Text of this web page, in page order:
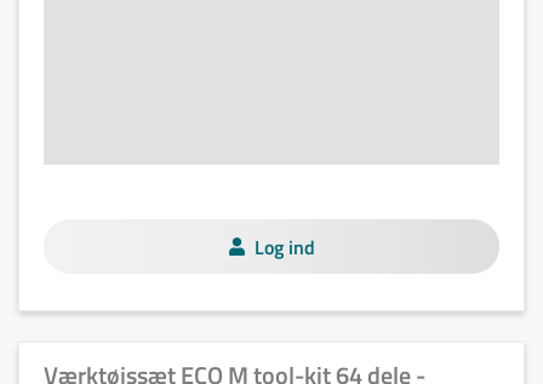
Log ind
Værktøjssæt ECO M tool-kit 64 dele -